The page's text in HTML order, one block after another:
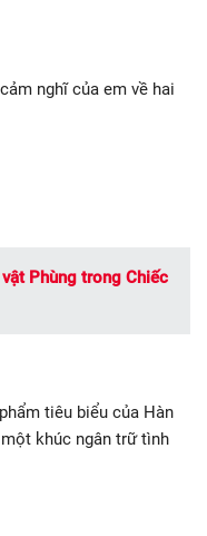
nghĩ của em về hai
Phùng trong Chiếc
tiêu biểu của Hàn
khúc ngân trữ tình